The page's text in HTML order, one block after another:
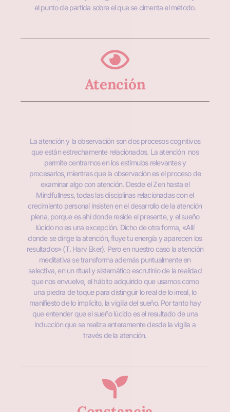
el punto de partida sobre el que se cimenta el método.
Atención
La atención y la observación son dos procesos cognitivos
que están estrechamente relacionados. La atención nos
permite centrarnos en los estímulos relevantes y
procesarlos, mientras que la observación es el proceso de
examinar algo con atención. Desde el Zen hasta el
Mindfullness, todas las disciplinas relacionadas con el
crecimiento personal insisten en el desarrollo de la atención
plena, porque es ahí donde reside el presente, y el sueño
lúcido no es una excepción. Dicho de otra forma, «Allí
donde se dirige la atención, fluye tu energía y aparecen los
resultados» (T. Harv Eker). Pero en nuestro caso la atención
meditativa se transforma además puntualmente en
selectiva, en un ritual y sistemático escrutinio de la realidad
que nos envuelve, el hábito adquirido que usamos como
una piedra de toque para distinguir lo real de lo irreal, lo
manifiesto de lo implícito, la vigilia del sueño. Por tanto hay
que entender que el sueño lúcido es el resultado de una
inducción que se realiza enteramente desde la vigilia a
través de la atención.